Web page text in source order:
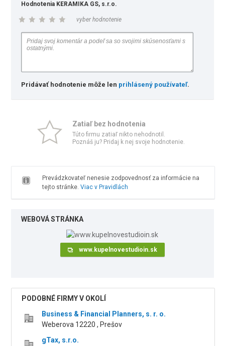
Hodnotenia KERAMIKA GS, s.r.o.
vyber hodnotenie
Pridávať hodnotenie môže len prihlásený používateľ.
Zatiaľ bez hodnotenia
Túto firmu zatiaľ nikto nehodnotil.
Poznáš ju? Pridaj k nej svoje hodnotenie.
Prevádzkovateľ nenesie zodpovednosť za informácie na
tejto stránke. Viac v Pravidlách
WEBOVÁ STRÁNKA
www.kupelnovestudioin.sk
PODOBNÉ FIRMY V OKOLÍ
Business & Financial Planners, s. r. o.
Weberova 12220 , Prešov
gTax, s.r.o.